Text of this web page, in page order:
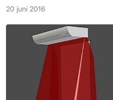
20 juni 2016